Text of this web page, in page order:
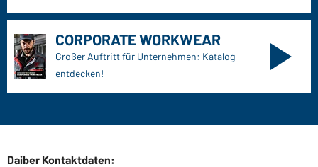
CORPORATE WORKWEAR
Großer Auftritt für Unternehmen: Katalog
entdecken!
Daiber Kontaktdaten: